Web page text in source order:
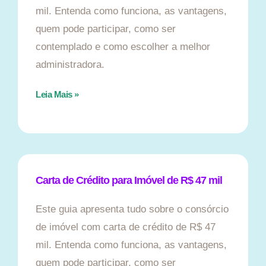
mil. Entenda como funciona, as vantagens,
quem pode participar, como ser
contemplado e como escolher a melhor
administradora.
Leia Mais »
Carta de Crédito para Imóvel de R$ 47 mil
Este guia apresenta tudo sobre o consórcio
de imóvel com carta de crédito de R$ 47
mil. Entenda como funciona, as vantagens,
quem pode participar, como ser